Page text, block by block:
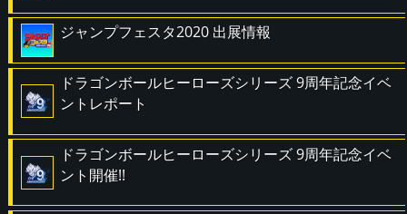
ジャンプフェスタ2020 出展情報
ドラゴンボールヒーローズシリーズ 9周年記念イベ
ントレポート
ドラゴンボールヒーローズシリーズ 9周年記念イベ
ント開催!!